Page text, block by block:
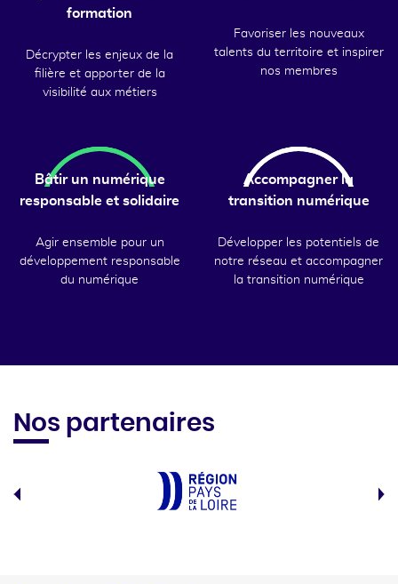
formation
Décrypter les enjeux de la
filière et apporter de la
visibilité aux métiers
Favoriser les nouveaux
talents du territoire et inspirer
nos membres
Bâtir un numérique
responsable et solidaire
Agir ensemble pour un
développement responsable
du numérique
Accompagner la
transition numérique
Développer les potentiels de
notre réseau et accompagner
la transition numérique
Nos partenaires